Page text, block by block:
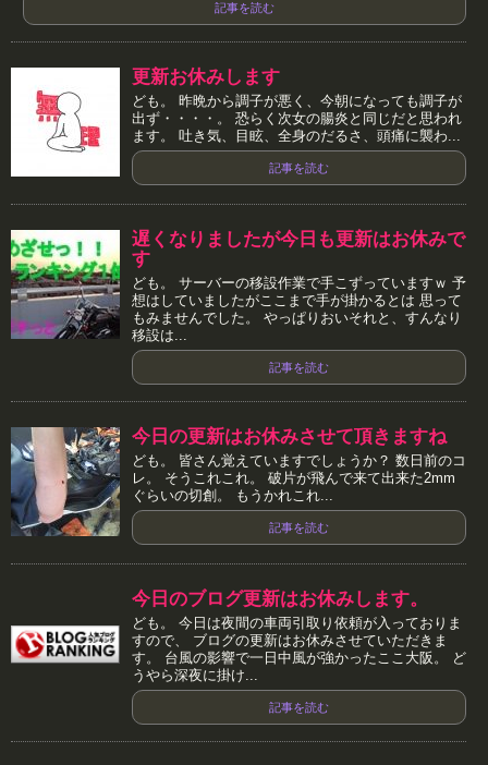
記事を読む
更新お休みします
ども。 昨晩から調子が悪く、今朝になっても調子が
出ず・・・・。 恐らく次女の腸炎と同じだと思われ
ます。 吐き気、目眩、全身のだるさ、頭痛に襲わ...
記事を読む
遅くなりましたが今日も更新はお休みで
す
ども。 サーバーの移設作業で手こずっていますｗ 予
想はしていましたがここまで手が掛かるとは 思って
もみませんでした。 やっぱりおいそれと、すんなり
移設は...
記事を読む
今日の更新はお休みさせて頂きますね
ども。 皆さん覚えていますでしょうか？ 数日前のコ
レ。 そうこれこれ。 破片が飛んで来て出来た2mm
ぐらいの切創。 もうかれこれ...
記事を読む
今日のブログ更新はお休みします。
ども。 今日は夜間の車両引取り依頼が入っておりま
すので、 ブログの更新はお休みさせていただきま
す。 台風の影響で一日中風が強かったここ大阪。 ど
うやら深夜に掛け...
記事を読む